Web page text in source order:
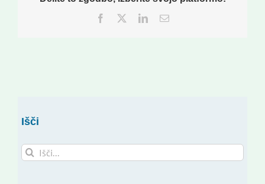
Facebook
TwitterLinkedInEmail
Išči
Search
for: